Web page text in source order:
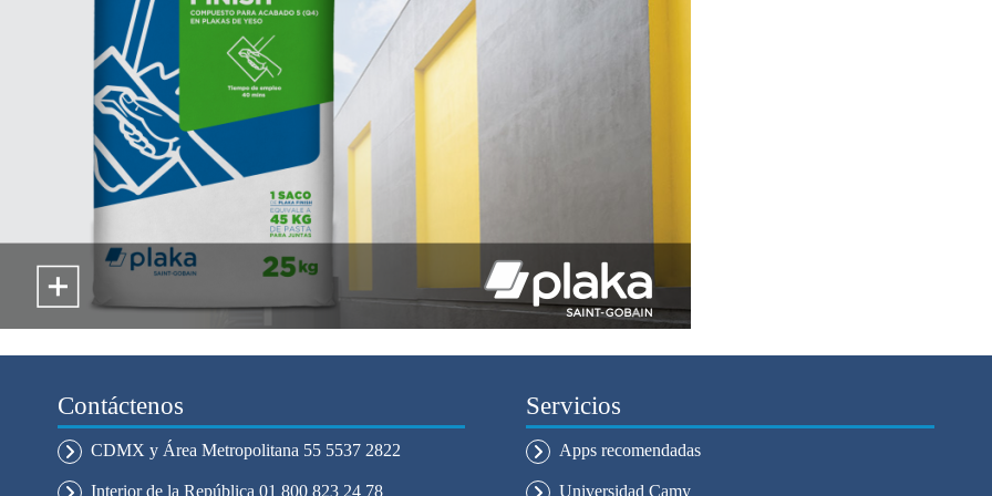
Contáctenos
CDMX y Área Metropolitana 55 5537 2822
Interior de la República 01 800 823 24 78
Servicios
Apps recomendadas
Universidad Camy